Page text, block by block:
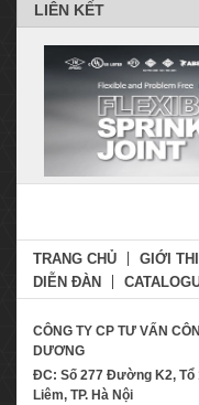
LIÊN KẾT
TRANG CHỦ GIỚI
DIỄN ĐÀN
CÔNG TY CP TƯ VẤN
DƯƠNG
ĐC: Số 277 Đường K2, Tổ
Liêm, TP. Hà Nội